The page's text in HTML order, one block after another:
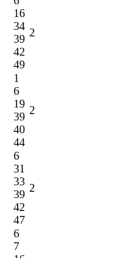
16
34
39
42
49
2
1
6
19
39
40
44
2
6
31
33
39
42
47
2
6
7